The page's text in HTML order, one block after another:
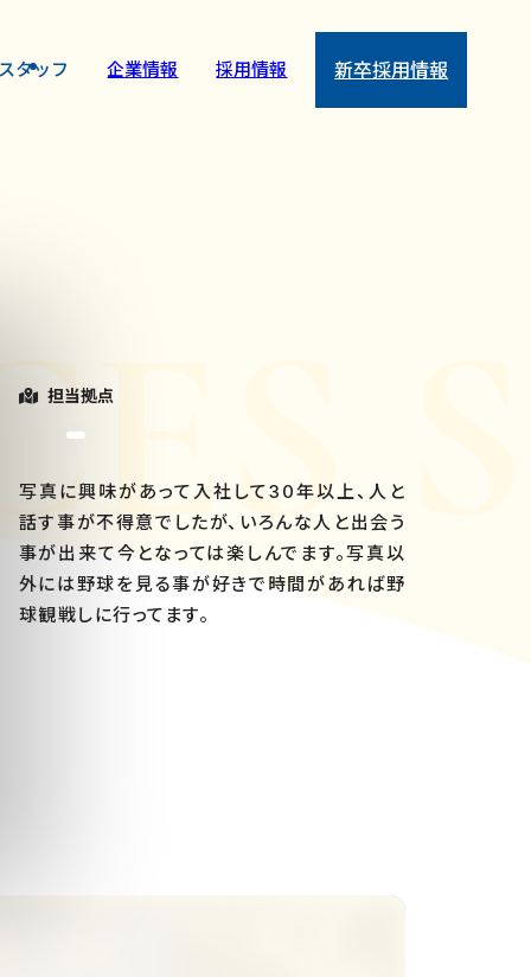
スタッフ 企業情報 採用情報 新卒採用情報
担当拠点
写真に興味があって入社して30年以上、人と
話す事が不得意でしたが、いろんな人と出会う
事が出来て今となっては楽しんでます。写真以
外には野球を見る事が好きで時間があれば野
球観戦しに行ってます。